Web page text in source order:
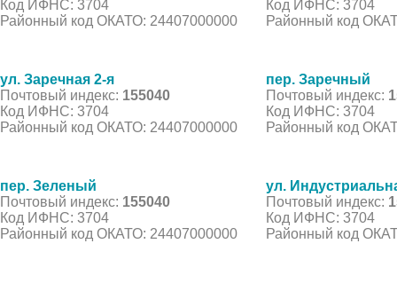
Код ИФНС: 3704
Районный код ОКАТО: 24407000000
Код ИФНС: 3704
Районный код
ул. Заречная 2-я
Почтовый индекс: 155040
Код ИФНС: 3704
Районный код ОКАТО: 24407000000
пер. Заречный
Почтовый индекс:
Код ИФНС: 3704
Районный код
пер. Зеленый
Почтовый индекс: 155040
Код ИФНС: 3704
Районный код ОКАТО: 24407000000
ул.
Почтовый индекс:
Код ИФНС: 3704
Районный код